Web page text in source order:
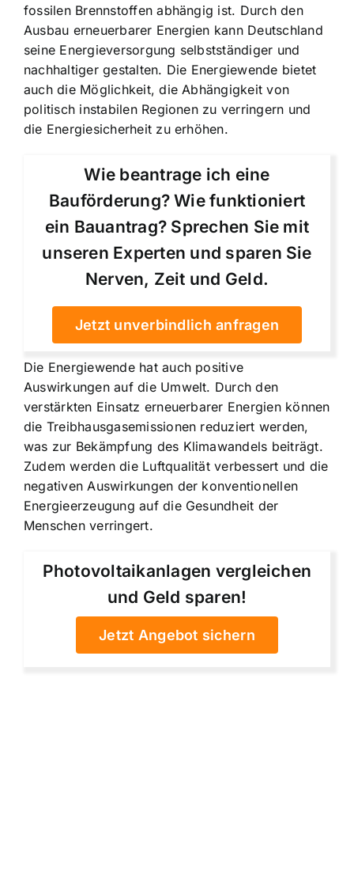
fossilen Brennstoffen abhängig ist. Durch den
Ausbau erneuerbarer Energien kann Deutschland
seine Energieversorgung selbstständiger und
nachhaltiger gestalten. Die Energiewende bietet
auch die Möglichkeit, die Abhängigkeit von
politisch instabilen Regionen zu verringern und
die Energiesicherheit zu erhöhen.
Wie beantrage ich eine
Bauförderung? Wie funktioniert
ein Bauantrag? Sprechen Sie mit
unseren Experten und sparen Sie
Nerven, Zeit und Geld.
Jetzt unverbindlich anfragen
Die Energiewende hat auch positive
Auswirkungen auf die Umwelt. Durch den
verstärkten Einsatz erneuerbarer Energien können
die Treibhausgasemissionen reduziert werden,
was zur Bekämpfung des Klimawandels beiträgt.
Zudem werden die Luftqualität verbessert und die
negativen Auswirkungen der konventionellen
Energieerzeugung auf die Gesundheit der
Menschen verringert.
Photovoltaikanlagen vergleichen
und Geld sparen!
Jetzt Angebot sichern